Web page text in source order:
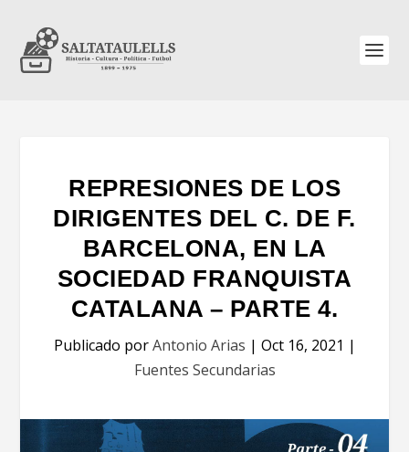
REPRESIONES DE LOS
DIRIGENTES DEL C. DE F.
BARCELONA, EN LA
SOCIEDAD FRANQUISTA
CATALANA – PARTE 4.
Publicado porAntonio Arias | Oct 16, 2021 |
Fuentes Secundarias